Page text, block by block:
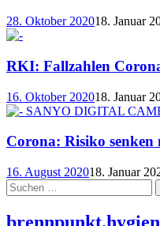
28. Oktober 202018. Januar
RKI: Fallzahlen
16. Oktober 202018. Januar
Corona: Risiko
16. August 202018. Januar
Suchen
nach: